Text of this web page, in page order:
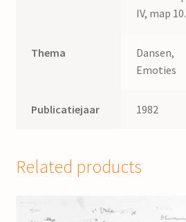
IV, map 10.
Thema
Dansen,
Emoties
Publicatiejaar 1982
Related products